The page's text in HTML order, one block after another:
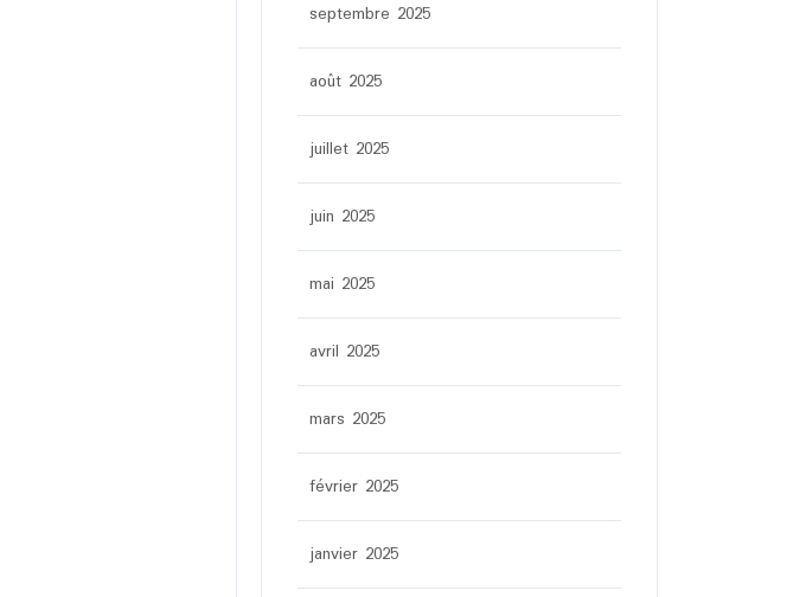
septembre 2025
août 2025
juillet 2025
juin 2025
mai 2025
avril 2025
mars 2025
février 2025
janvier 2025